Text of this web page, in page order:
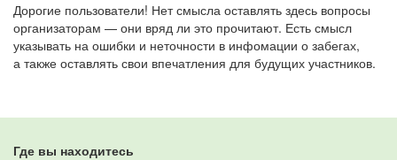
Дорогие пользователи! Нет смысла оставлять здесь вопросы
организаторам — они вряд ли это прочитают. Есть смысл
указывать на ошибки и неточности в инфомации о забегах,
а также оставлять свои впечатления для будущих участников.
Где вы находитесь